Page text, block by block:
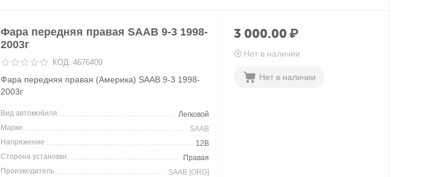
Фара передняя правая SAAB 9-3 1998-
2003г
КОД: 4676409
Фара передняя правая (Америка) SAAB 9-3 1998-
2003г
Вид автомобиля
Легковой
Марки
SAAB
Напряжение
12В
Сторона установки
Правая
Производитель
SAAB [ORG]
3 000.00 ₽
Нет в наличии
Нет в наличии